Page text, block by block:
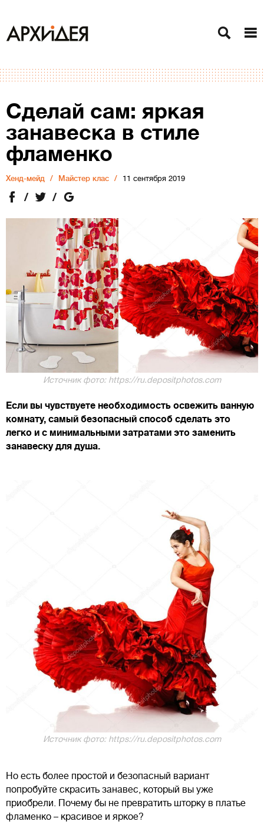
Сделай сам: яркая
занавеска в стиле
фламенко
Хенд-мейд Майстер клас 11 сентября 2019
Источник фото: https://ru.depositphotos.com
Если вы чувствуете необходимость освежить ванную
комнату, самый безопасный способ сделать это
легко и с минимальными затратами это заменить
занавеску для душа.
Источник фото: https://ru.depositphotos.com
Но есть более простой и безопасный вариант
попробуйте скрасить занавес, который вы уже
приобрели. Почему бы не превратить шторку в платье
фламенко – красивое и яркое?